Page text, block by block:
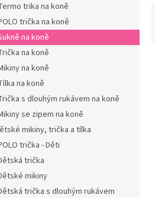
trika na koně
trička na koně
na koně
na koně
na koně
na koně
s dlouhým rukávem na koně
se zipem na koně
mikiny, trička a tílka
trička - Děti
trička
mikiny
trička s dlouhým rukávem